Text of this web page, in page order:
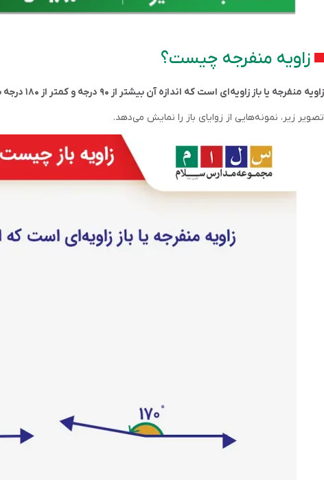
زاویه منفرجه چیست؟
زاویه منفرجه یا باز زاویه‌ای است که اندازه آن بیشتر از ۹۰ درجه و کمتر از ۱۸۰ درجه باشد. به بیان دیگر، زاویه باز به زاویه‌ای گفته می‌شود که اندازه آن بین زاویه راست (۹۰ درجه) و زاویه نیم‌صفحه (۱۸۰ درجه) است.
تصویر زیر، نمونه‌هایی از زوایای باز را نمایش می‌دهد.